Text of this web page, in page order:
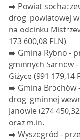
➡️ Powiat
drogi powiatowej w
na odcinku
173 600,08 PLN)
➡️ Gmina Rybno -
gminnych Sarnów
Giżyce (991 179,14
➡️ Gmina Brochów
drogi gminnej
Janowie (274
oraz m.in.
➡️ Wyszogród -